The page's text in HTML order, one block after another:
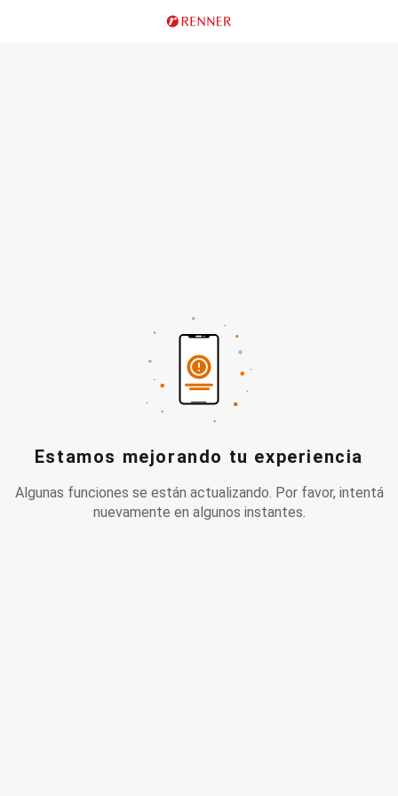
Estamos mejorando tu experiencia
Algunas funciones se están actualizando. Por favor, intentá
nuevamente en algunos instantes.